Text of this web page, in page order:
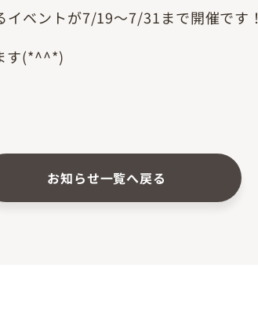
ベントが7/19～7/31まで開催です！
す(*^^*)
お知らせ一覧へ戻る